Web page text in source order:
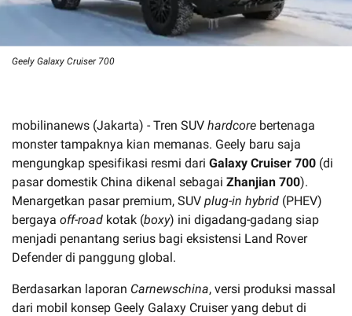
Geely Galaxy Cruiser 700
mobilinanews (Jakarta) - Tren SUV hardcore bertenaga
monster tampaknya kian memanas. Geely baru saja
mengungkap spesifikasi resmi dari Galaxy Cruiser 700 (di
pasar domestik China dikenal sebagai Zhanjian 700).
Menargetkan pasar premium, SUV plug-in hybrid (PHEV)
bergaya off-road kotak (boxy) ini digadang-gadang siap
menjadi penantang serius bagi eksistensi Land Rover
Defender di panggung global.
Berdasarkan laporan Carnewschina, versi produksi massal
dari mobil konsep Geely Galaxy Cruiser yang debut di